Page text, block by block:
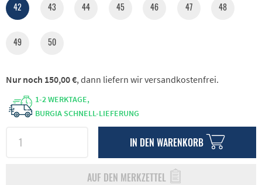
42 43 44 45 46 47 48
49 50
1-2 WERKTAGE,
BURGIA SCHNELL-LIEFERUNG
IN DEN WARENKORB
AUF DEN MERKZETTEL
Nur noch 150,00 €, dann liefern wir versandkostenfrei.